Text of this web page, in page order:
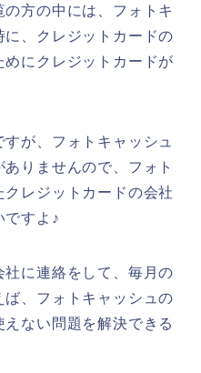
方の中には、フォトキ
、クレジットカードの
めにクレジットカードが
が、フォトキャッシュ
りませんので、フォト
レジットカードの会社
ですよ♪
に連絡をして、毎月の
、フォトキャッシュの
ない問題を解決できる